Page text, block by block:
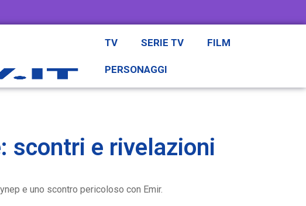
TV SERIE TV FILM
PERSONAGGI
scontri e rivelazioni
e uno scontro pericoloso con Emir.